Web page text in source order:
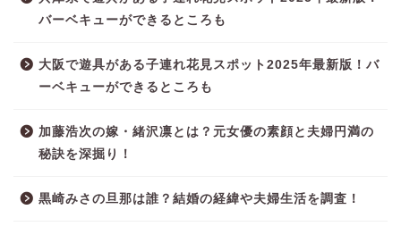
バーベキューができるところも
大阪で遊具がある子連れ花見スポット2025年最新版！バ
ーベキューができるところも
加藤浩次の嫁・緒沢凛とは？元女優の素顔と夫婦円満の
秘訣を深掘り！
黒崎みさの旦那は誰？結婚の経緯や夫婦生活を調査！